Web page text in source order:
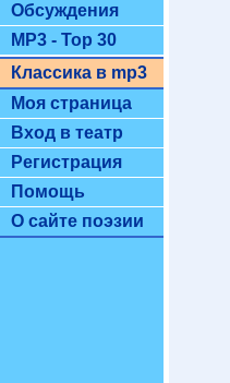
Обсуждения
MP3 - Top 30
Классика в mp3
Моя страница
Вход в театр
Регистрация
Помощь
О сайте поэзии